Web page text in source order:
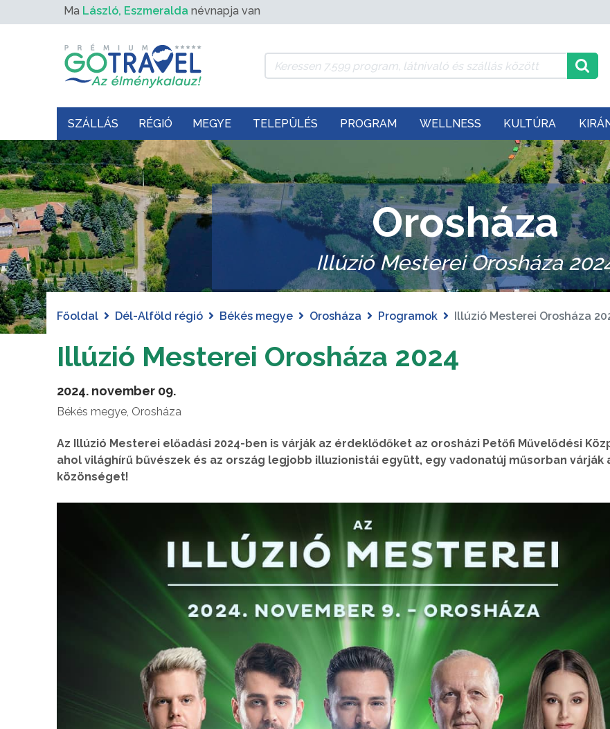
Ma László, Eszmeralda névnapja van
SZÁLLÁS RÉGIÓ MEGYE TELEPÜLÉS PROGRAM WELLNESS KULTÚRA
Orosháza
Illúzió Mesterei Orosháza
Főoldal Dél-Alföld régió Békés megye Orosháza Programok Illúzió Mesterei Orosháza
Illúzió Mesterei Orosháza 2024
2024. november 09.
Békés megye, Orosháza
Az Illúzió Mesterei előadási 2024-ben is várják az érdeklődőket az orosházi Petőfi Művelődési
ahol világhírű bűvészek és az ország legjobb illuzionistái együtt, egy vadonatúj műsorban várják
közönséget!